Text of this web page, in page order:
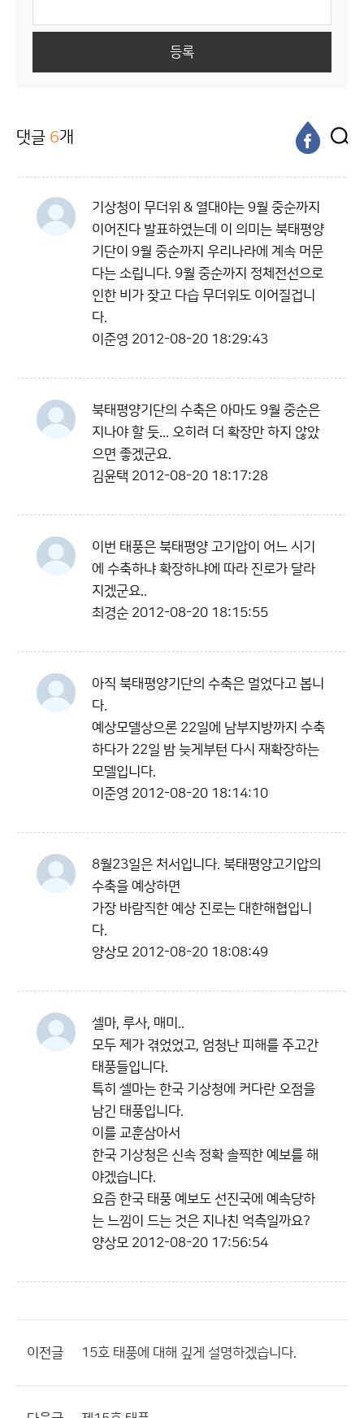
등록
댓글 6개
기상청이 무더위 & 열대야는 9월 중순까지
이어진다 발표하였는데 이 의미는 북태평양
기단이 9월 중순까지 우리나라에 계속 머문
다는 소립니다. 9월 중순까지 정체전선으로
인한 비가 잦고 다습 무더위도 이어질겁니
다.
이준영 2012-08-20 18:29:43
북태평양기단의 수축은 아마도 9월 중순은
지나야 할 듯... 오히려 더 확장만 하지 않았
으면 좋겠군요.
김윤택 2012-08-20 18:17:28
이번 태풍은 북태평양 고기압이 어느 시기
에 수축하냐 확장하냐에 따라 진로가 달라
지겠군요..
최경순 2012-08-20 18:15:55
아직 북태평양기단의 수축은 멀었다고 봅니
다.
예상모델상으론 22일에 남부지방까지 수축
하다가 22일 밤 늦게부턴 다시 재확장하는
모델입니다.
이준영 2012-08-20 18:14:10
8월23일은 처서입니다. 북태평양고기압의
수축을 예상하면
가장 바람직한 예상 진로는 대한해협입니
다.
양상모 2012-08-20 18:08:49
셀마, 루사, 매미..
모두 제가 겪었었고, 엄청난 피해를 주고간
태풍들입니다.
특히 셀마는 한국 기상청에 커다란 오점을
남긴 태풍입니다.
이를 교훈삼아서
한국 기상청은 신속 정확 솔찍한 예보를 해
야겠습니다.
요즘 한국 태풍 예보도 선진국에 예속당하
는 느낌이 드는 것은 지나친 억측일까요?
양상모 2012-08-20 17:56:54
이전글 15호 태풍에 대해 깊게 설명하겠습니다.